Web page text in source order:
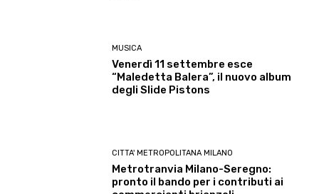
MUSICA
Venerdì 11 settembre esce
“Maledetta Balera”, il nuovo album
degli Slide Pistons
CITTA' METROPOLITANA MILANO
Metrotranvia Milano-Seregno:
pronto il bando per i contributi ai